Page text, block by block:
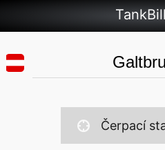
Čerpací